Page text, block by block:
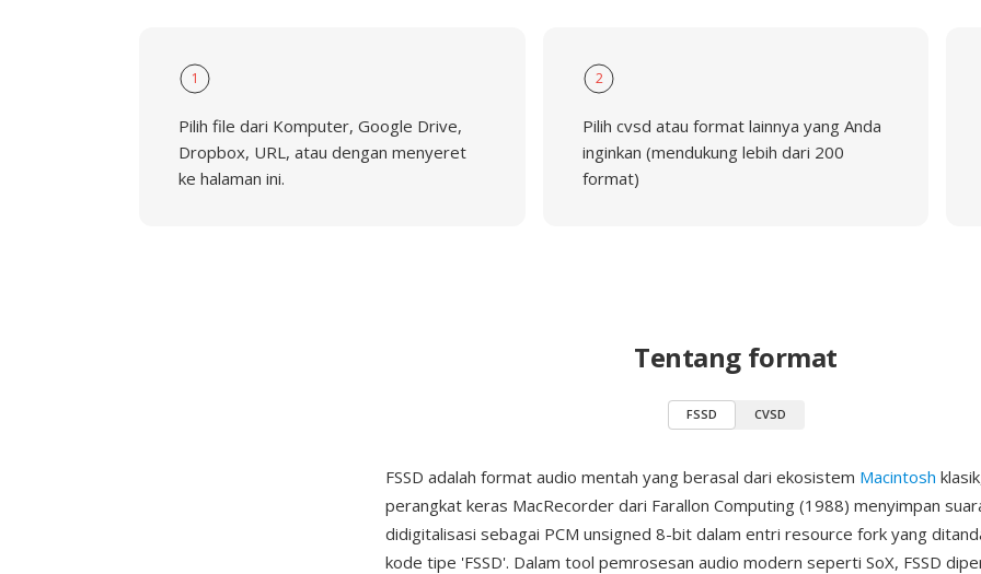
1
Pilih file dari Komputer, Google Drive,
Dropbox, URL, atau dengan menyeret
ke halaman ini.
2
Pilih cvsd atau format lainnya yang Anda
inginkan (mendukung lebih dari 200
format)
Tentang format
FSSD CVSD
FSSD adalah format audio mentah yang berasal dari ekosistem Macintosh
perangkat keras MacRecorder dari Farallon Computing (1988) menyimpan
didigitalisasi sebagai PCM unsigned 8-bit dalam entri resource fork yang
kode tipe 'FSSD'. Dalam tool pemrosesan audio modern seperti SoX, FSSD